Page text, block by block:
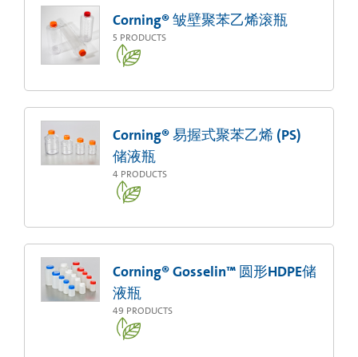
Corning® 皱壁聚苯乙烯滚瓶
5 PRODUCTS
Corning® 易握式聚苯乙烯 (PS)
储液瓶
4 PRODUCTS
Corning® Gosselin™ 圆形HDPE储
液瓶
49 PRODUCTS